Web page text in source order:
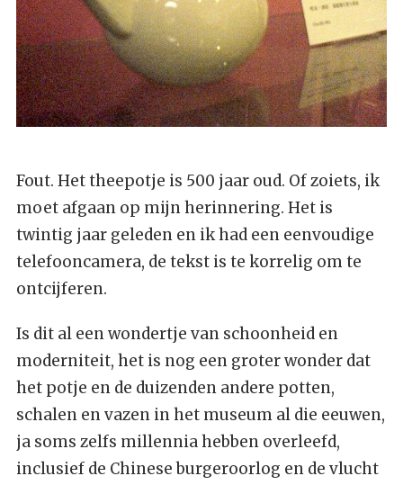
Fout. Het theepotje is 500 jaar oud. Of zoiets, ik
moet afgaan op mijn herinnering. Het is
twintig jaar geleden en ik had een eenvoudige
telefooncamera, de tekst is te korrelig om te
ontcijferen.
Is dit al een wondertje van schoonheid en
moderniteit, het is nog een groter wonder dat
het potje en de duizenden andere potten,
schalen en vazen in het museum al die eeuwen,
ja soms zelfs millennia hebben overleefd,
inclusief de Chinese burgeroorlog en de vlucht